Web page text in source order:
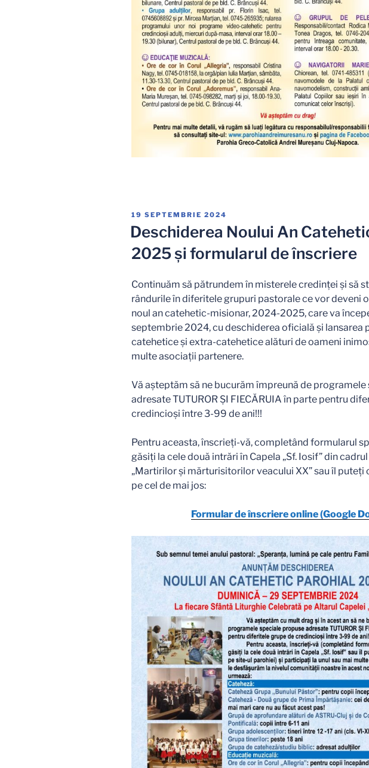
PUBLICAT
PE
19 SEPTEMBRIE 2024
Deschiderea Noului An
2025 și formularul de înscriere
Continuăm să pătrundem în misterele credinței și să
rândurile în diferitele grupuri pastorale ce vor deveni
noul an catehetic-misionar, 2024-2025, care va
septembrie 2024, cu deschiderea oficială și lansarea
catehetice și extra-catehetice alături de oameni
multe asociații partenere.
Vă așteptăm să ne bucurăm împreună de
adresate TUTUROR ȘI FIECĂRUIA în parte pentru
credincioși între 3-99 de ani!!!
Pentru aceasta, înscrieți-vă, completând formularul
găsiți la cele două intrări în Capela „Sf. Iosif” din
„Martirilor și mărturisitorilor veacului XX” sau îl puteți
pe cel de mai jos:
Formular de înscriere online (Google